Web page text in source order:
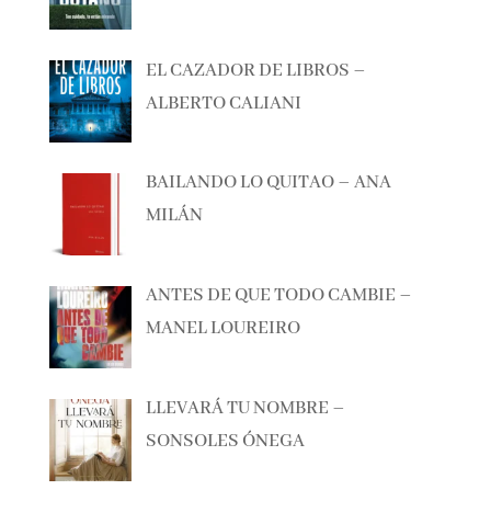
EL CAZADOR DE LIBROS –
ALBERTO CALIANI
BAILANDO LO QUITAO – ANA
MILÁN
ANTES DE QUE TODO CAMBIE –
MANEL LOUREIRO
LLEVARÁ TU NOMBRE –
SONSOLES ÓNEGA